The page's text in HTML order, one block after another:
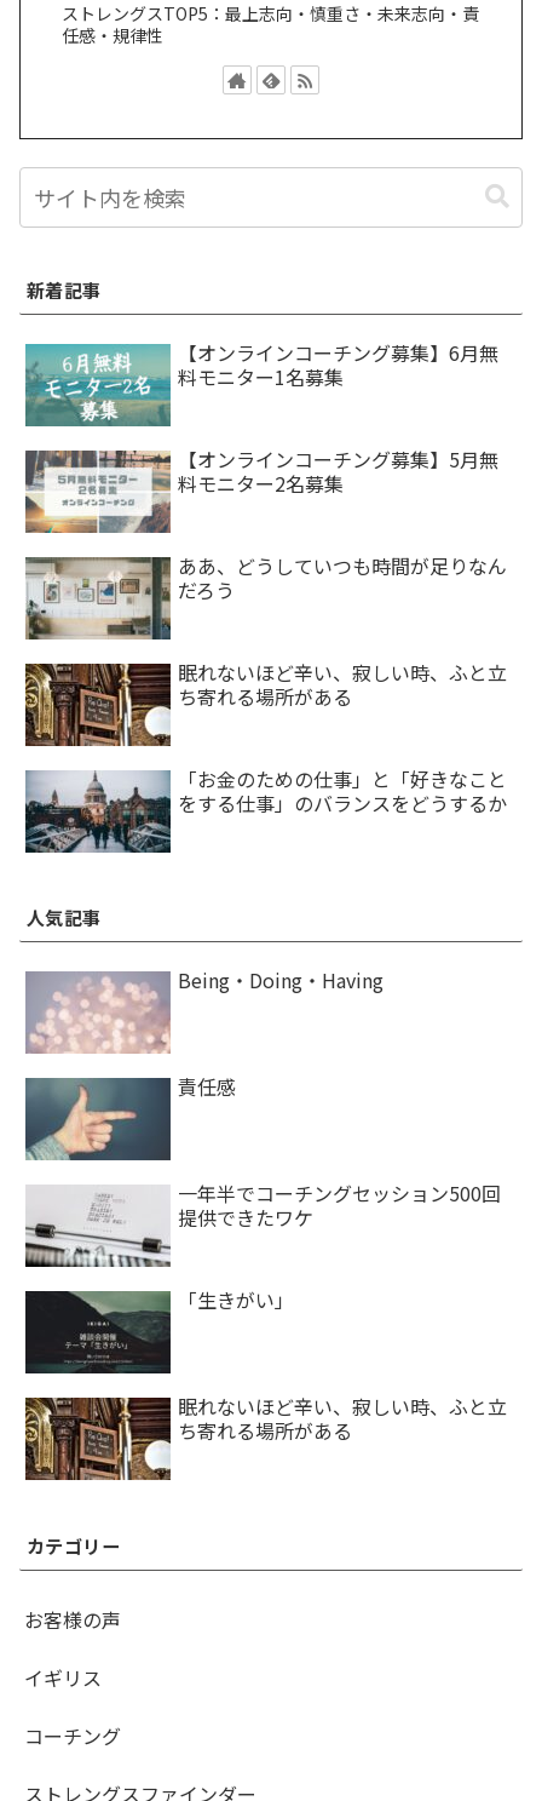
ストレングスTOP5：最上志向・慎重さ・未来志向・責
任感・規律性
新着記事
【オンラインコーチング募集】6月無
料モニター1名募集
【オンラインコーチング募集】5月無
料モニター2名募集
ああ、どうしていつも時間が足りなん
だろう
眠れないほど辛い、寂しい時、ふと立
ち寄れる場所がある
「お金のための仕事」と「好きなこと
をする仕事」のバランスをどうするか
人気記事
Being・Doing・Having
責任感
一年半でコーチングセッション500回
提供できたワケ
「生きがい」
眠れないほど辛い、寂しい時、ふと立
ち寄れる場所がある
カテゴリー
お客様の声
イギリス
コーチング
ストレングスファインダー